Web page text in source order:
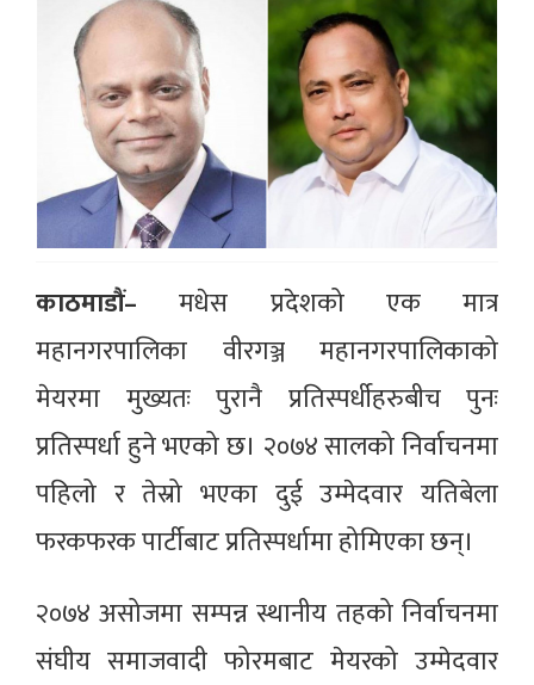
काठमाडौं–मधेस प्रदेशको एक मात्र
महानगरपालिका वीरगञ्ज महानगरपालिकाको
मेयरमा मुख्यतः पुरानै प्रतिस्पर्धीहरुबीच पुनः
प्रतिस्पर्धा हुने भएको छ। २०७४ सालको निर्वाचनमा
पहिलो र तेस्रो भएका दुई उम्मेदवार यतिबेला
फरकफरक पार्टीबाट प्रतिस्पर्धामा होमिएका छन्।
२०७४ असोजमा सम्पन्न स्थानीय तहको निर्वाचनमा
संघीय समाजवादी फोरमबाट मेयरको उम्मेदवार